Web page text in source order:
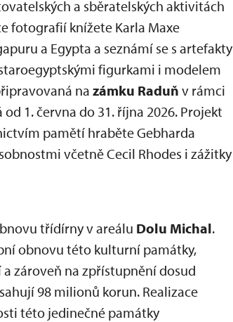
a sběratelských aktivitách
fotografií knížete Karla Maxe
a Egypta a seznámí se s artefakty
figurkami i modelem
na zámku Raduň v rámci
1. června do 31. října 2026. Projekt
pamětí hraběte Gebharda
včetně Cecil Rhodes i zážitky
třídírny v areálu Dolu Michal.
obnovu této kulturní památky,
zároveň na zpřístupnění dosud
98 milionů korun. Realizace
této jedinečné památky